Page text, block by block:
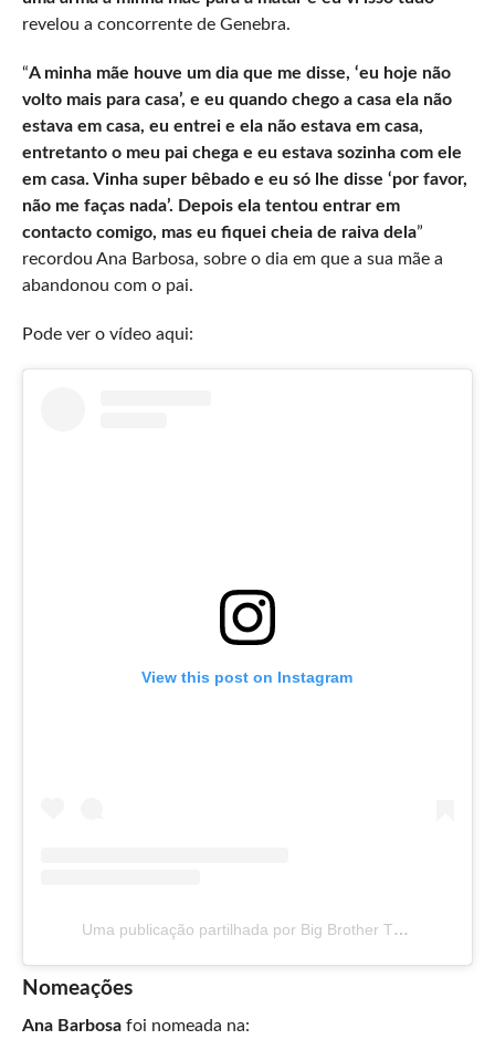
revelou a concorrente de Genebra.
“A minha mãe houve um dia que me disse, ‘eu hoje não
volto mais para casa’, e eu quando chego a casa ela não
estava em casa, eu entrei e ela não estava em casa,
entretanto o meu pai chega e eu estava sozinha com ele
em casa. Vinha super bêbado e eu só lhe disse ‘por favor,
não me faças nada’. Depois ela tentou entrar em
contacto comigo, mas eu fiquei cheia de raiva dela”
recordou Ana Barbosa, sobre o dia em que a sua mãe a
abandonou com o pai.
Pode ver o vídeo aqui:
View this post on Instagram
Uma publicação partilhada por Big Brother TVI (@bigbrothertvi)
Nomeações
Ana Barbosa foi nomeada na: